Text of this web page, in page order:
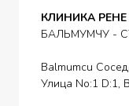
КЛИНИКА РЕНЕ
БАЛЬМУМЧУ -
Balmumcu
Улица No:1 D:1,